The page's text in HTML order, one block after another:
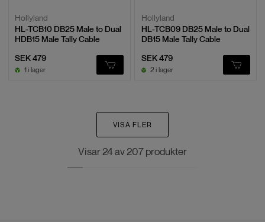
Hollyland
HL-TCB10 DB25 Male to Dual
HDB15 Male Tally Cable
SEK 479
1 i lager
Hollyland
HL-TCB09 DB25 Male to Dual
DB15 Male Tally Cable
SEK 479
2 i lager
VISA FLER
Visar24av207produkter